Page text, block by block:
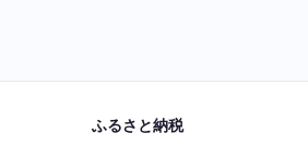
ふるさと納税